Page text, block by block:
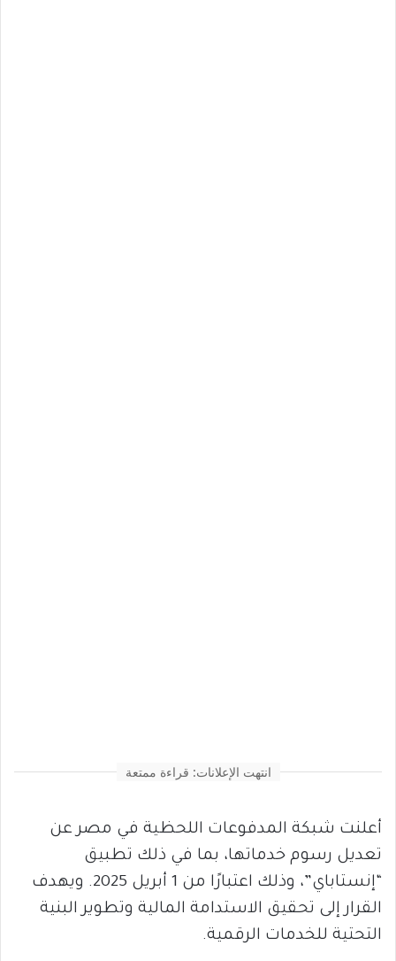
انتهت الإعلانات: قراءة ممتعة
أعلنت شبكة المدفوعات اللحظية في مصر عن
تعديل رسوم خدماتها، بما في ذلك تطبيق
“إنستاباي”، وذلك اعتبارًا من 1 أبريل 2025. ويهدف
القرار إلى تحقيق الاستدامة المالية وتطوير البنية
التحتية للخدمات الرقمية.